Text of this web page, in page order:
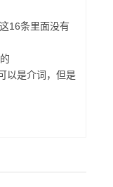
16条里面没有
以是介词，但是